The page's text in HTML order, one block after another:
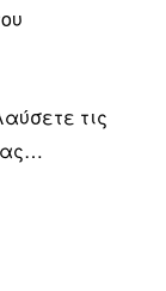
τις